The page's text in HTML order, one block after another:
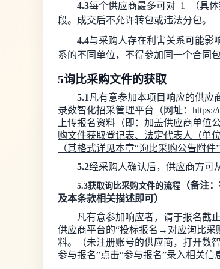
4.3每个供应商最多可对 1 （具
段。成交后不允许转包或违法分包。
4.4与采购人存在利害关系可能影
系的不同单位，不得参加 同一个合同
5询比采购文件的获取
5.1 凡有意参加本项目响应的供应
录数智化招采管理平台 （网址：
上传报名资料（即： 加盖供应商单位
购文件获取登记表、法定代表人（单
（其格式详见本章“询比采购公告附件”
5.2经采购人确认后， 供应商方可
5.3获取询比采购文件的流程 （备注
及本条款相关描述即可）
凡有意参加响应者， 请于报名截
供应商平台的“投标报名 → 对应询比采
料。（未注册账号的供应商，打开数
参与报名”点击“参与报名”录入相关信